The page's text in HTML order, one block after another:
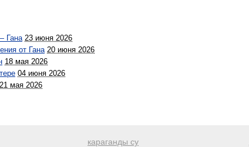
Гана 23 июня 2026
от Гана 20 июня 2026
18 мая 2026
04 июня 2026
21 мая 2026
караганды су